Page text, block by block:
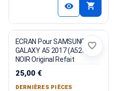
visibility shopping_cart
ECRAN Pour SAMSUNG
GALAXY A5 2017 (A520F)
NOIR Original Refait
25,00 €
DERNIÈRES PIÈCES
favorite_border